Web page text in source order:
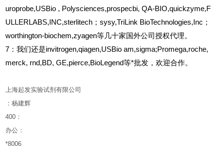
uroprobe,USBio , Polysciences,prospecbi, QA-BIO,quickzyme,F
ULLERLABS,INC,sterlitech；sysy,TriLink BioTechnologies,Inc；
worthington-biochem,zyagen等几十家国外公司授权代理。
7：我们还是invitrogen,qiagen,USBio am,sigma;Promega,roche,
merck, rnd,BD, GE,pierce,BioLegend等*批发，欢迎合作。
上海起发实验试剂有限公司
：杨建辉
400 ：
办公：
*8006